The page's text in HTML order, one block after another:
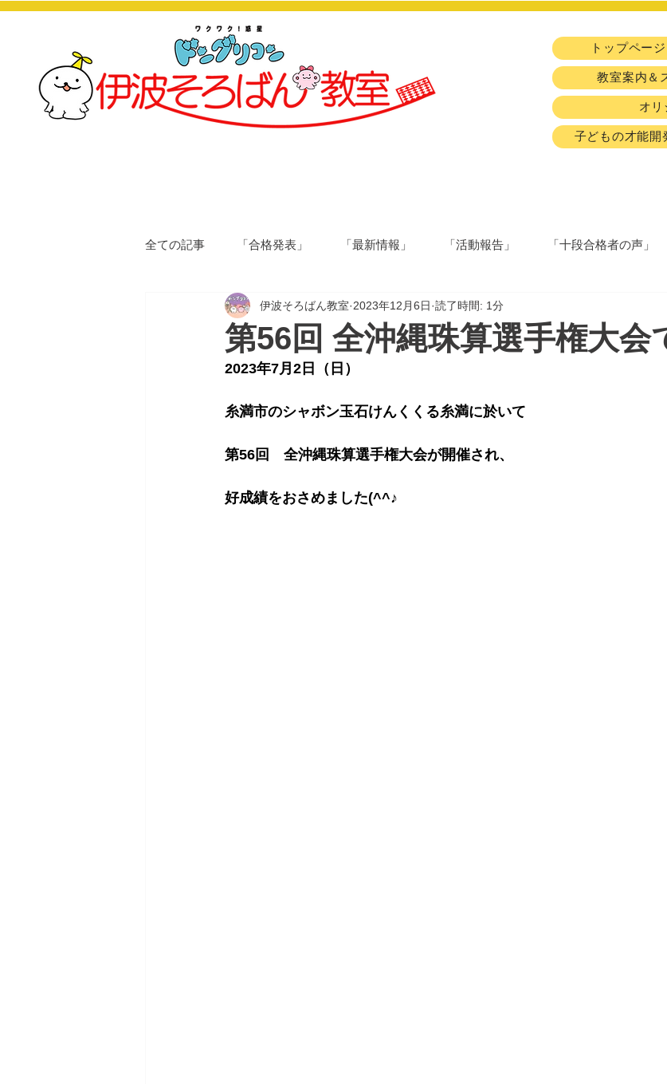
トップページ
教室案内＆
オ
子どもの才能開
全ての記事 「合格発表」 「最新情報」 「活動報告」 「十段合格者の声」
第56回 全沖縄珠算選手権大会
伊波そろばん教室 2023年12月6日 読了時間: 1分
2023年7月2日（日）
糸満市のシャボン玉石けんくくる糸満に於いて
第56回　全沖縄珠算選手権大会が開催され、
好成績をおさめました(^^♪